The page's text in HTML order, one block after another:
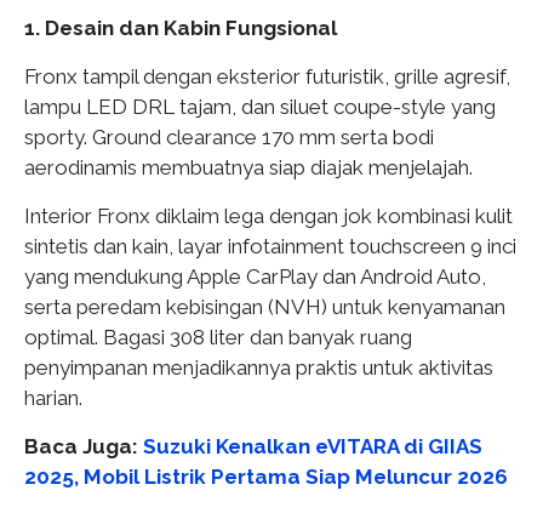
1. Desain dan Kabin Fungsional
Fronx tampil dengan eksterior futuristik, grille agresif,
lampu LED DRL tajam, dan siluet coupe-style yang
sporty. Ground clearance 170 mm serta bodi
aerodinamis membuatnya siap diajak menjelajah.
Interior Fronx diklaim lega dengan jok kombinasi kulit
sintetis dan kain, layar infotainment touchscreen 9 inci
yang mendukung Apple CarPlay dan Android Auto,
serta peredam kebisingan (NVH) untuk kenyamanan
optimal. Bagasi 308 liter dan banyak ruang
penyimpanan menjadikannya praktis untuk aktivitas
harian.
Baca Juga: Suzuki Kenalkan eVITARA di GIIAS
2025, Mobil Listrik Pertama Siap Meluncur 2026